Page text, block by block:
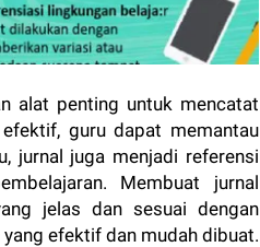
alat penting untuk mencatat
guru dapat memantau
jurnal juga menjadi referensi
Membuat jurnal
jelas dan sesuai dengan
efektif dan mudah dibuat.